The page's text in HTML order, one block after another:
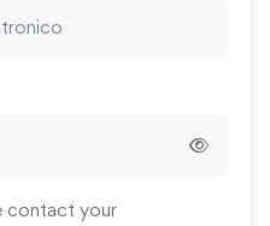
contact your